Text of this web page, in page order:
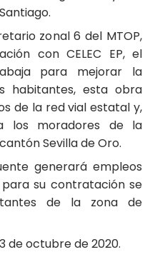
zonal 6 del MTOP,
con CELEC EP, el
para mejorar la
habitantes, esta obra
de la red vial estatal y,
los moradores de la
Sevilla de Oro.
generará empleos
su contratación se
de la zona de
de octubre de 2020.